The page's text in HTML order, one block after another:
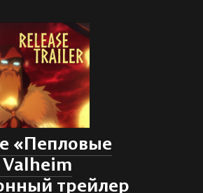
«Пепловые
трейлер